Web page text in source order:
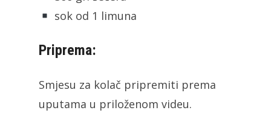
sok od 1 limuna
Priprema:
Smjesu za kolač pripremiti prema
uputama u priloženom videu.